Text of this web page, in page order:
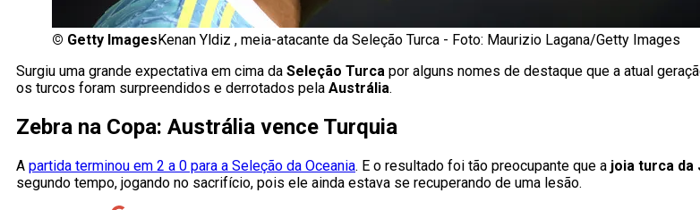
© Getty Images Kenan Yldiz , meia-atacante da Seleção Turca - Foto: Maurizio Lagana/Getty Images
Surgiu uma grande expectativa em cima da Seleção Turca por alguns nomes de destaque que a atual
os turcos foram surpreendidos e derrotados pela Austrália.
Zebra na Copa: Austrália vence Turquia
A partida terminou em 2 a 0 para a Seleção da Oceania. E o resultado foi tão preocupante que a joia turca da
segundo tempo, jogando no sacrifício, pois ele ainda estava se recuperando de uma lesão.